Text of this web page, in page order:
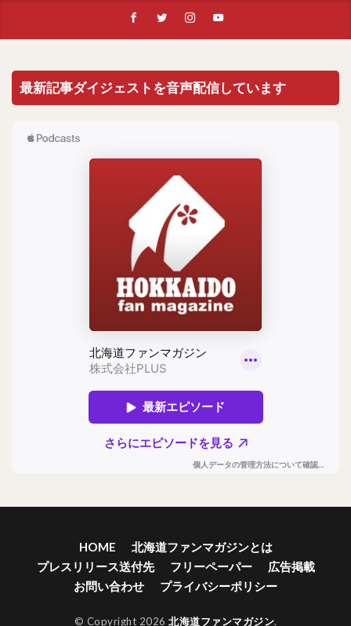
最新記事ダイジェストを音声配信しています
HOME
北海道ファンマガジンとは
プレスリリース送付先
フリーペーパー
広告掲載
お問い合わせ
プライバシーポリシー
© Copyright 2026 北海道ファンマガジン.